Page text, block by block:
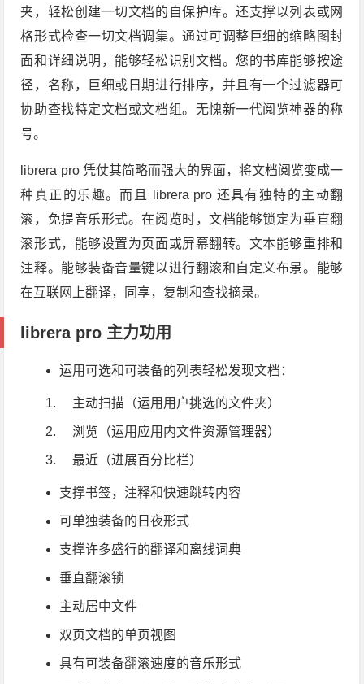
夹，轻松创建一切文档的自保护库。还支撑以列表或网
格形式检查一切文档调集。通过可调整巨细的缩略图封
面和详细说明，能够轻松识别文档。您的书库能够按途
径，名称，巨细或日期进行排序，并且有一个过滤器可
协助查找特定文档或文档组。无愧新一代阅览神器的称
号。
librera pro 凭仗其简略而强大的界面，将文档阅览变成一
种真正的乐趣。而且 librera pro 还具有独特的主动翻
滚，免提音乐形式。在阅览时，文档能够锁定为垂直翻
滚形式，能够设置为页面或屏幕翻转。文本能够重排和
注释。能够装备音量键以进行翻滚和自定义布景。能够
在互联网上翻译，同享，复制和查找摘录。
librera pro 主力功用
运用可选和可装备的列表轻松发现文档：
主动扫描（运用用户挑选的文件夹）
浏览（运用应用内文件资源管理器）
最近（进展百分比栏）
支撑书签，注释和快速跳转内容
可单独装备的日夜形式
支撑许多盛行的翻译和离线词典
垂直翻滚锁
主动居中文件
双页文档的单页视图
具有可装备翻滚速度的音乐形式